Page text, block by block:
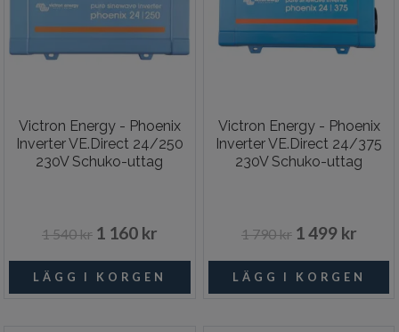
Victron Energy - Phoenix
Inverter VE.Direct 24/250
230V Schuko-uttag
1 540 kr 1 160 kr
Victron Energy - Phoenix
Inverter VE.Direct 24/375
230V Schuko-uttag
1 790 kr 1 499 kr